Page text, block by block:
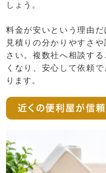
しょう。
料金が安いという理由だ
見積りの分かりやすさ
さい。複数社へ相談す
くなり、安心して依頼
ります。
近くの便利屋が信